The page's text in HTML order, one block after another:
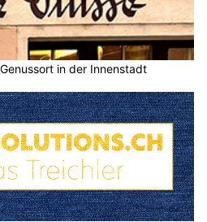
in der Innenstadt